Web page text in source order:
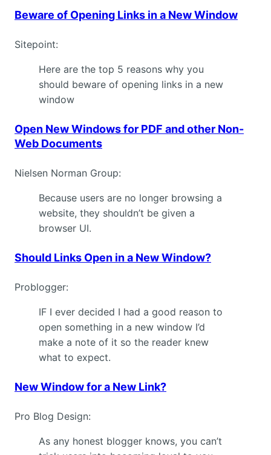
Beware of Opening Links in a New Window
Sitepoint:
Here are the top 5 reasons why you
should beware of opening links in a new
window
Open New Windows for PDF and other Non-
Web Documents
Nielsen Norman Group:
Because users are no longer browsing a
website, they shouldn’t be given a
browser UI.
Should Links Open in a New Window?
Problogger:
IF I ever decided I had a good reason to
open something in a new window I’d
make a note of it so the reader knew
what to expect.
New Window for a New Link?
Pro Blog Design:
As any honest blogger knows, you can’t